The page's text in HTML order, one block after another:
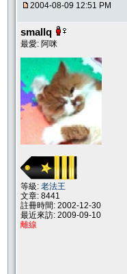
2004-08-09 12:51 PM
smallq
最愛: 阿咪
等級: 老法王
文章: 8441
註冊時間: 2002-12-30
最近來訪: 2009-09-10
離線